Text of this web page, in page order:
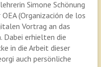
Simone Schönung
(Organización de los
Vortrag an das
Dabei erhielten die
in die Arbeit dieser
auch persönliche